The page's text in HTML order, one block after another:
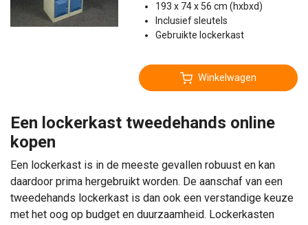
193 x 74 x 56 cm (hxbxd)
Inclusief sleutels
Gebruikte lockerkast
Winkelwagen
Een lockerkast tweedehands online
kopen
Een lockerkast is in de meeste gevallen robuust en kan
daardoor prima hergebruikt worden. De aanschaf van een
tweedehands lockerkast is dan ook een verstandige keuze
met het oog op budget en duurzaamheid. Lockerkasten